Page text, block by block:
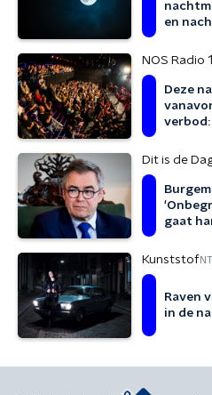
en
NOS Radio
Deze
verbod:
Dit is de
gaat
Kunststof
Raven
in de